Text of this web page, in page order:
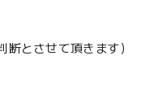
とさせて頂きます）